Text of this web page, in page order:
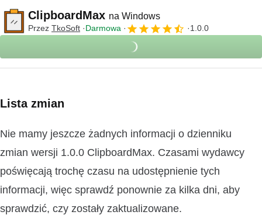
ClipboardMax na Windows
Przez TkoSoft Darmowa 1.0.0
Lista zmian
Nie mamy jeszcze żadnych informacji o dzienniku
zmian wersji 1.0.0 ClipboardMax. Czasami wydawcy
poświęcają trochę czasu na udostępnienie tych
informacji, więc sprawdź ponownie za kilka dni, aby
sprawdzić, czy zostały zaktualizowane.